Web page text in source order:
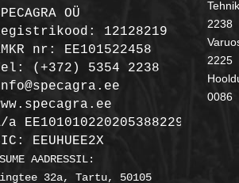
OÜ
12128219
nr: EE101522458
(+372) 5354 2238
a EE101010220205388229 SEB
EEUHUEE2X
AADRESSIL:
32a, Tartu, 50105
2238
2225
0086